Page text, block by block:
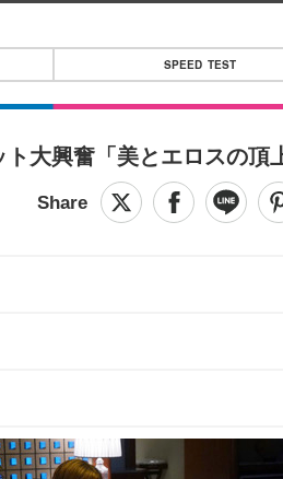
SPEED TEST
大興奮「美とエロスの頂